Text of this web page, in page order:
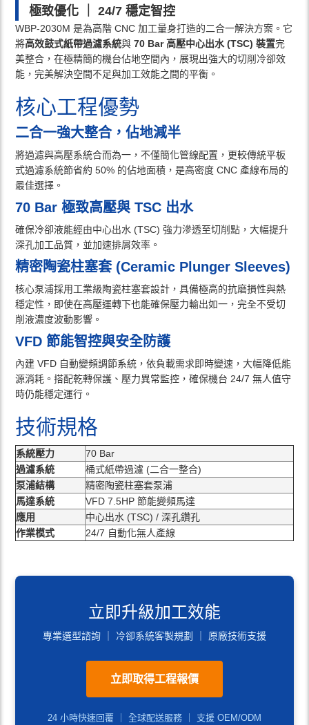
極致優化 ｜ 24/7 穩定智控
WBP-2030M 是為高階 CNC 加工量身打造的二合一解決方案。它
將高效鼓式紙帶過濾系統與70 Bar 高壓中心出水 (TSC) 裝置完
美整合，在極精簡的機台佔地空間內，展現出強大的切削冷卻效
能，完美解決空間不足與加工效能之間的平衡。
核心工程優勢
二合一強大整合，佔地減半
將過濾與高壓系統合而為一，不僅簡化管線配置，更較傳統平板
式過濾系統節省約 50% 的佔地面積，是高密度 CNC 產線布局的
最佳選擇。
70 Bar 極致高壓與 TSC 出水
確保冷卻液能經由中心出水 (TSC) 強力滲透至切削點，大幅提升
深孔加工品質，並加速排屑效率。
精密陶瓷柱塞套 (Ceramic Plunger Sleeves)
核心泵浦採用工業級陶瓷柱塞套設計，具備極高的抗磨損性與熱
穩定性，即使在高壓運轉下也能確保壓力輸出如一，完全不受切
削液濃度波動影響。
VFD 節能智控與安全防護
內建 VFD 自動變頻調節系統，依負載需求即時變速，大幅降低能
源消耗。搭配乾轉保護、壓力異常監控，確保機台 24/7 無人值守
時仍能穩定運行。
技術規格
系統壓力
70 Bar
過濾系統
桶式紙帶過濾 (二合一整合)
泵浦結構
精密陶瓷柱塞套泵浦
馬達系統
VFD 7.5HP 節能變頻馬達
應用
中心出水 (TSC) / 深孔鑽孔
作業模式
24/7 自動化無人產線
立即升級加工效能
專業選型諮詢 ｜ 冷卻系統客製規劃 ｜ 原廠技術支援
立即取得工程報價
24 小時快速回覆 ｜ 全球配送服務 ｜ 支援 OEM/ODM